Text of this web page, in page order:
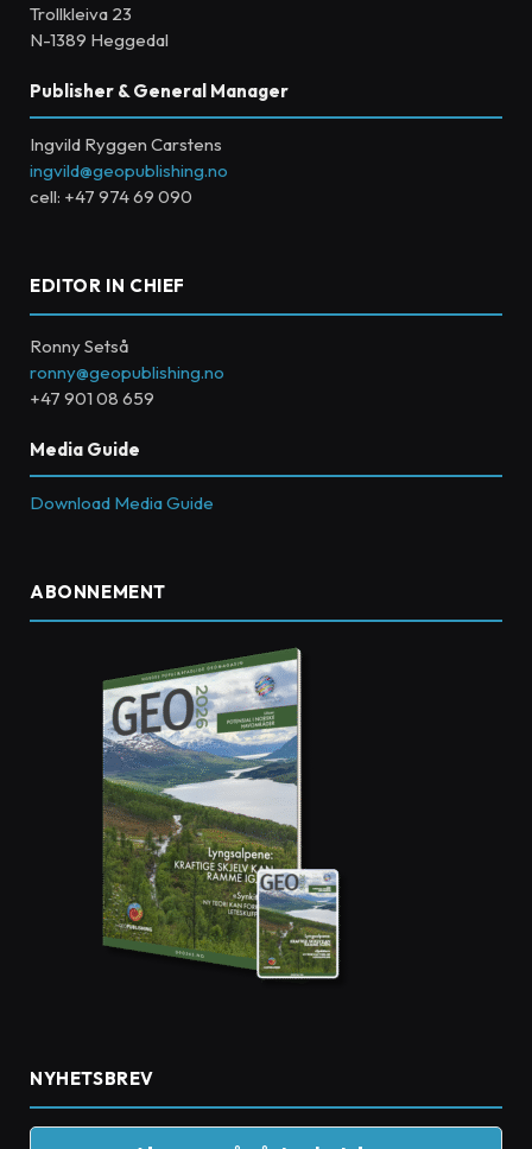
Trollkleiva 23
N-1389 Heggedal
Publisher & General Manager
Ingvild Ryggen Carstens
ingvild@geopublishing.no
cell: +47 974 69 090
EDITOR IN CHIEF
Ronny Setså
ronny@geopublishing.no
+47 901 08 659
Media Guide
Download Media Guide
ABONNEMENT
NYHETSBREV